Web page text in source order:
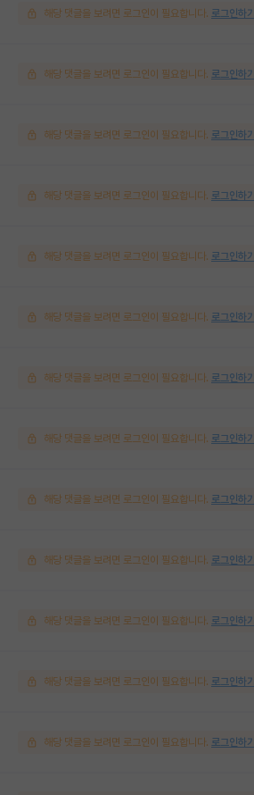
해당 댓글을 보려면 로그인이 필요합니다. 로그인하기
해당 댓글을 보려면 로그인이 필요합니다. 로그인하기
해당 댓글을 보려면 로그인이 필요합니다. 로그인하기
해당 댓글을 보려면 로그인이 필요합니다. 로그인하기
해당 댓글을 보려면 로그인이 필요합니다. 로그인하기
해당 댓글을 보려면 로그인이 필요합니다. 로그인하기
해당 댓글을 보려면 로그인이 필요합니다. 로그인하기
해당 댓글을 보려면 로그인이 필요합니다. 로그인하기
해당 댓글을 보려면 로그인이 필요합니다. 로그인하기
해당 댓글을 보려면 로그인이 필요합니다. 로그인하기
해당 댓글을 보려면 로그인이 필요합니다. 로그인하기
해당 댓글을 보려면 로그인이 필요합니다. 로그인하기
해당 댓글을 보려면 로그인이 필요합니다. 로그인하기